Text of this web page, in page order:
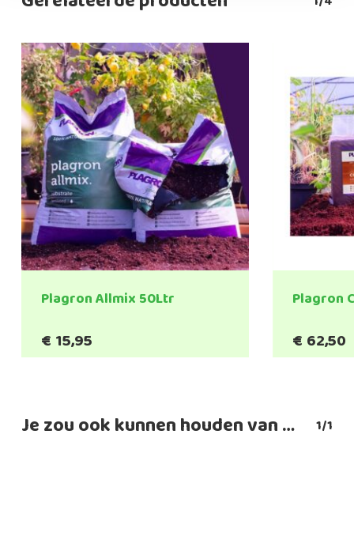
Plagron Allmix 50Ltr
€ 15,95
Plagron
€ 62,50
Je zou ook kunnen houden van … 1/1